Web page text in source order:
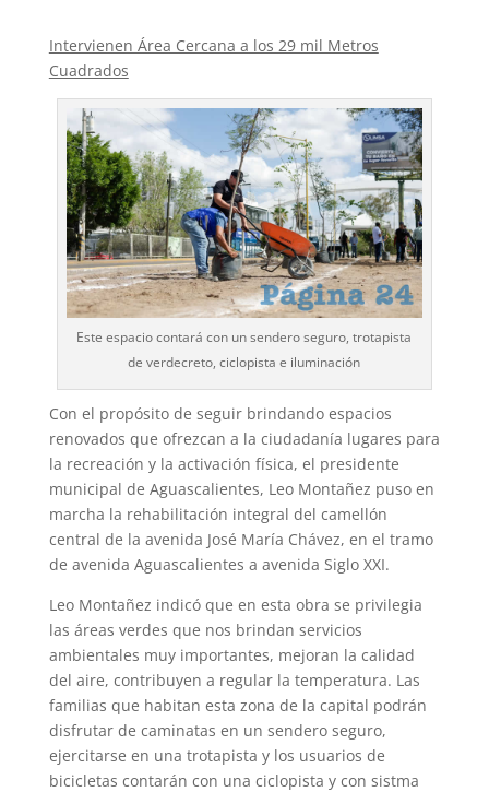
Intervienen Área Cercana a los 29 mil Metros
Cuadrados
Este espacio contará con un sendero seguro, trotapista
de verdecreto, ciclopista e iluminación
Con el propósito de seguir brindando espacios
renovados que ofrezcan a la ciudadanía lugares para
la recreación y la activación física, el presidente
municipal de Aguascalientes, Leo Montañez puso en
marcha la rehabilitación integral del camellón
central de la avenida José María Chávez, en el tramo
de avenida Aguascalientes a avenida Siglo XXI.
Leo Montañez indicó que en esta obra se privilegia
las áreas verdes que nos brindan servicios
ambientales muy importantes, mejoran la calidad
del aire, contribuyen a regular la temperatura. Las
familias que habitan esta zona de la capital podrán
disfrutar de caminatas en un sendero seguro,
ejercitarse en una trotapista y los usuarios de
bicicletas contarán con una ciclopista y con sistma